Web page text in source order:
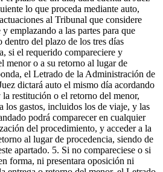
lo que proceda mediante auto,
al Tribunal que considere
emplazando a las partes para que
dentro del plazo de los tres días
si el requerido compareciere y
menor o a su retorno al lugar de
el Letrado de la Administración de
dictará auto el mismo día acordando
restitución o el retorno del menor,
los gastos, incluidos los de viaje, y las
podrá comparecer en cualquier
del procedimiento, y acceder a la
al lugar de procedencia, siendo de
apartado. 5. Si no compareciese o si
forma, ni presentara oposición ni